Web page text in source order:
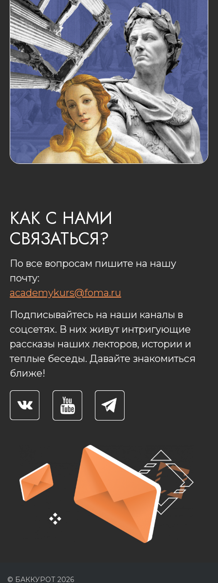
КАК С НАМИ
СВЯЗАТЬСЯ?
По все вопросам пишите на нашу
почту:
academykurs@foma.ru
Подписывайтесь на наши каналы в
соцсетях. В них живут интригующие
рассказы наших лекторов, истории и
теплые беседы. Давайте знакомиться
ближе!
© БАККУРОТ 2026